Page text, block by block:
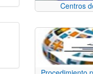
Centros